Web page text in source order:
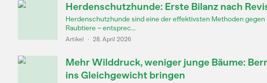
Herdenschutzhunde: Erste Bilanz nach
Herdenschutzhunde sind eine der effektivsten Methoden
Raubtiere – entsprec...
Artikel · 28. April 2026
Mehr Wilddruck, weniger junge Bäume:
ins Gleichgewicht bringen